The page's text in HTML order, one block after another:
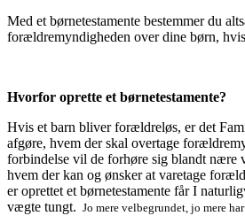
Med et børnetestamente bestemmer du
forældremyndigheden over dine børn,
Hvorfor oprette et børnetestamente?
Hvis et barn bliver forældreløs, er det
afgøre, hvem der skal overtage
forbindelse vil de forhøre sig blandt nære
hvem der kan og ønsker at varetage
er oprettet et børnetestamente får I
vægte tungt. Jo mere velbegrundet, jo mere